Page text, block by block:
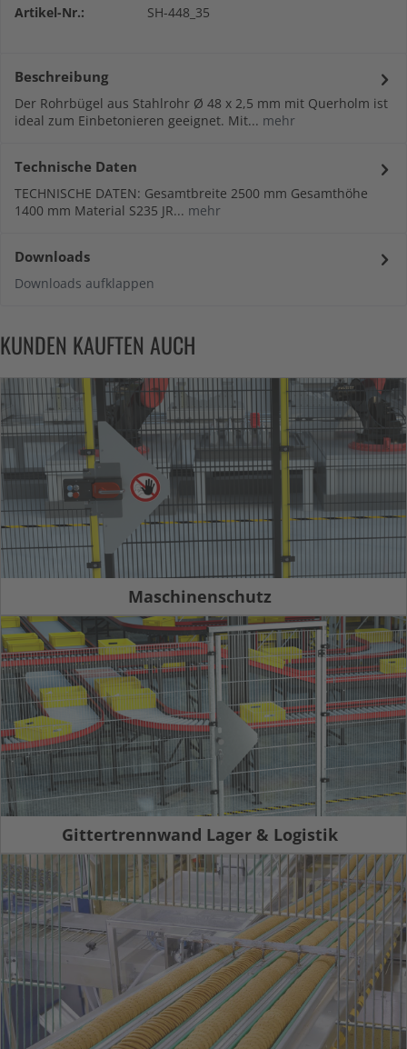
Artikel-Nr.: SH-448_35
Beschreibung
Der Rohrbügel aus Stahlrohr Ø 48 x 2,5 mm mit Querholm ist
ideal zum Einbetonieren geeignet. Mit... mehr
Technische Daten
TECHNISCHE DATEN: Gesamtbreite 2500 mm Gesamthöhe
1400 mm Material S235 JR... mehr
Downloads
Downloads aufklappen
KUNDEN KAUFTEN AUCH
Maschinenschutz
Gittertrennwand Lager & Logistik